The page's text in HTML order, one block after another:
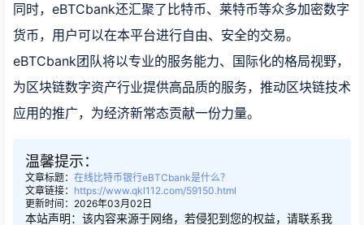
同时，eBTCbank还汇聚了比特币、莱特币等众多加密数字
货币，用户可以在本平台进行自由、安全的交易。
eBTCbank团队将以专业的服务能力、国际化的格局视野，
为区块链数字资产行业提供高品质的服务，推动区块链技术
应用的推广，为经济新常态贡献一份力量。
温馨提示：
文章标题： 在线比特币银行eBTCbank是什么？
文章链接： https://www.qkl112.com/59150.html
更新时间：2026年03月02日
本站声明：该内容来源于网络，若侵犯到您的权益，请联系我